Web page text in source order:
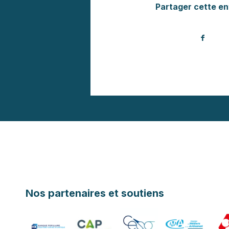
Partager cette
Nos partenaires et soutiens